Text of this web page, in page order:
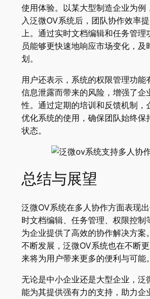
使用体验。以某大型制造企业为例
入泛微OV系统后，团队协作效率
上。通过实时文档编辑和任务管理
员能够更快速地响应市场变化，及
划。
用户还表示，系统的权限管理功能
信息泄露而带来的风险，增强了企
性。通过定期的培训和反馈机制，
优化系统的使用，确保团队始终保
状态。
总结与展望
泛微OV系统在多人协作方面表现
时文档编辑、任务管理、权限控制
为企业提供了高效的协作解决方案
不断发展，泛微OV系统也在不断
来将为用户带来更多的便利与可能。
无论是中小企业还是大型企业，泛
能为其提供强有力的支持，助力企